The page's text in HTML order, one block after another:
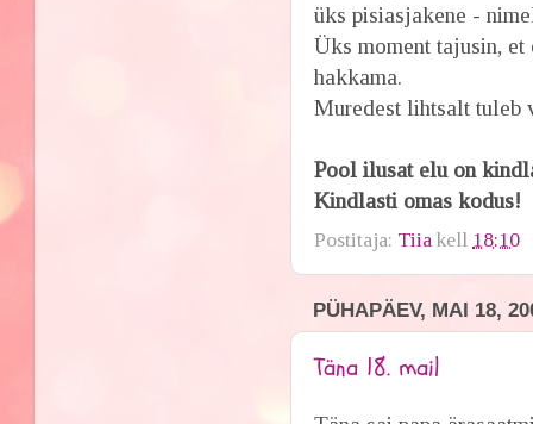
üks pisiasjakene -
Üks moment tajusin,
hakkama.
Muredest lihtsalt tuleb
Pool ilusat elu on
Kindlasti omas kodus!
Postitaja: Tiia kell 18:10
PÜHAPÄEV, MAI 18,
Täna 18. mail